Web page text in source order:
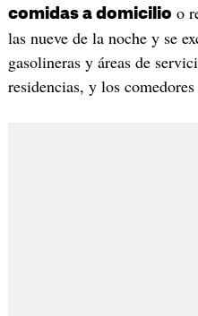
comidas a domicilio o
las nueve de la noche y se
gasolineras y áreas de
residencias, y los